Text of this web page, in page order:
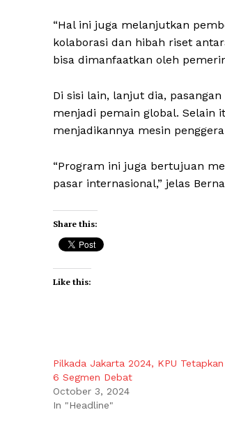
“Hal ini juga melanjutkan
kolaborasi dan hibah riset
bisa dimanfaatkan oleh
Di sisi lain, lanjut dia,
menjadi pemain global. Selain
menjadikannya mesin
“Program ini juga bertujuan
pasar internasional,” jelas
Share this:
Like this:
Pilkada Jakarta 2024, KPU Tetapkan
6 Segmen Debat
October 3, 2024
In "Headline"